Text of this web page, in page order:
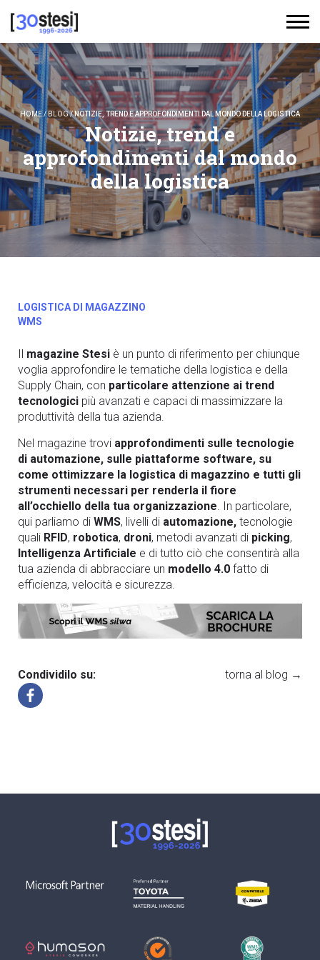
HOME/BLOG/NOTIZIE, TREND E APPROFONDIMENTI DAL MONDO DELLA LOGISTICA
Notizie, trend e
approfondimenti dal mondo
della logistica
LOGISTICA DI MAGAZZINO
WMS
Il magazine Stesi è un punto di riferimento per chiunque
voglia approfondire le tematiche della logistica e della
Supply Chain, con particolare attenzione ai trend
tecnologici più avanzati e capaci di massimizzare la
produttività della tua azienda.
Nel magazine trovi approfondimenti sulle tecnologie
di automazione, sulle piattaforme software, su
come ottimizzare la logistica di magazzino e tutti gli
strumenti necessari per renderla il fiore
all’occhiello della tua organizzazione. In particolare,
qui parliamo di WMS, livelli di automazione, tecnologie
quali RFID, robotica, droni, metodi avanzati di picking,
Intelligenza Artificiale e di tutto ciò che consentirà alla
tua azienda di abbracciare un modello 4.0 fatto di
efficienza, velocità e sicurezza.
Condividilo su: torna al blog →